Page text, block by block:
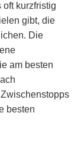
oft kurzfristig
gibt, die
Die
am besten
besten